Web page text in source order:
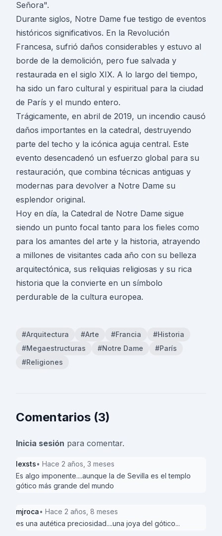
Señora".
Durante siglos, Notre Dame fue testigo de eventos
históricos significativos. En la Revolución
Francesa, sufrió daños considerables y estuvo al
borde de la demolición, pero fue salvada y
restaurada en el siglo XIX. A lo largo del tiempo,
ha sido un faro cultural y espiritual para la ciudad
de París y el mundo entero.
Trágicamente, en abril de 2019, un incendio causó
daños importantes en la catedral, destruyendo
parte del techo y la icónica aguja central. Este
evento desencadenó un esfuerzo global para su
restauración, que combina técnicas antiguas y
modernas para devolver a Notre Dame su
esplendor original.
Hoy en día, la Catedral de Notre Dame sigue
siendo un punto focal tanto para los fieles como
para los amantes del arte y la historia, atrayendo
a millones de visitantes cada año con su belleza
arquitectónica, sus reliquias religiosas y su rica
historia que la convierte en un símbolo
perdurable de la cultura europea.
#Arquitectura #Arte #Francia
#Historia
#Megaestructuras
#Notre Dame
#París
#Religiones
Comentarios (3)
Inicia sesión para comentar.
lexsts• Hace 2 años, 3 meses
Es algo imponente....aunque la de Sevilla es el templo
gótico más grande del mundo
mjroca• Hace 2 años, 8 meses
es una autética preciosidad....una joya del gótico...